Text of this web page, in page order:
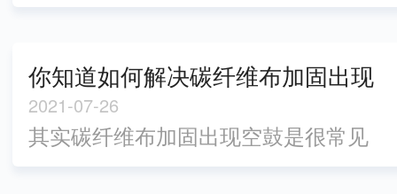
却不一定能够与造价成正比。因此，
还是要根据大梁的具体缺陷寻找...
的外部，使材料和结构形成一个整
体，从而达到整体受力的目的。**河
南粘钢胶厂家小编就教你大家如何区
分粘钢加固和碳纤维加固的方法，希
你知道如何解决碳纤维布加固出现
了空鼓的现象么？
2021-07-26
其实碳纤维布加固出现空鼓是很常见